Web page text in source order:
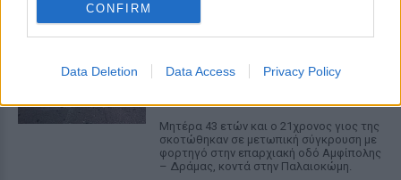
CONFIRM
Data Deletion Data Access Privacy Policy
Τροχαίο στις Σέρρες: «Έχασα τη
γυναίκα και το παιδί μου, τα
έχασα όλα» ‑ Ο πόνος του
πατέρα
Μητέρα 43 ετών και ο 21χρονος γιος της
σκοτώθηκαν σε μετωπική σύγκρουση με
φορτηγό στην επαρχιακή οδό Αμφίπολης
– Δράμας, κοντά στην Παλαιοκώμη.